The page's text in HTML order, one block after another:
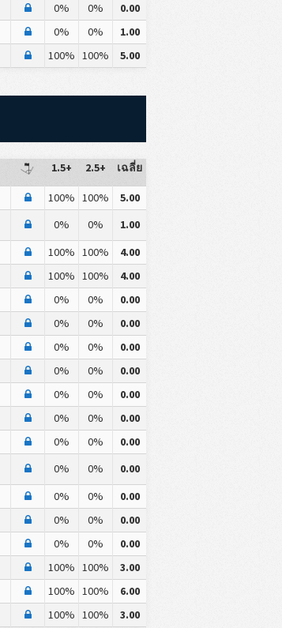
0% 0%
0.00
0% 0%
1.00
100% 100% 5.00
1.5+ 2.5+ เฉลี่ย
100% 100%
5.00
0% 0%
1.00
100% 100%
4.00
100% 100%
4.00
0% 0%
0.00
0% 0%
0.00
0% 0%
0.00
0% 0%
0.00
0% 0%
0.00
0% 0%
0.00
0% 0%
0.00
0% 0%
0.00
0% 0%
0.00
0% 0%
0.00
0% 0%
0.00
100% 100%
3.00
100% 100%
6.00
100% 100% 3.00